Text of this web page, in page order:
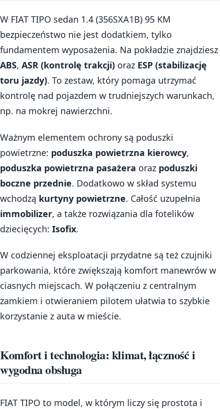
W FIAT TIPO sedan 1.4 (356SXA1B) 95 KM
bezpieczeństwo nie jest dodatkiem, tylko
fundamentem wyposażenia. Na pokładzie znajdziesz
ABS, ASR (kontrolę trakcji) oraz ESP (stabilizację
toru jazdy). To zestaw, który pomaga utrzymać
kontrolę nad pojazdem w trudniejszych warunkach,
np. na mokrej nawierzchni.
Ważnym elementem ochrony są poduszki
powietrzne: poduszka powietrzna kierowcy,
poduszka powietrzna pasażera oraz poduszki
boczne przednie. Dodatkowo w skład systemu
wchodzą kurtyny powietrzne. Całość uzupełnia
immobilizer, a także rozwiązania dla fotelików
dziecięcych: Isofix.
W codziennej eksploatacji przydatne są też czujniki
parkowania, które zwiększają komfort manewrów w
ciasnych miejscach. W połączeniu z centralnym
zamkiem i otwieraniem pilotem ułatwia to szybkie
korzystanie z auta w mieście.
Komfort i technologia: klimat, łączność i
wygodna obsługa
FIAT TIPO to model, w którym liczy się prostota i